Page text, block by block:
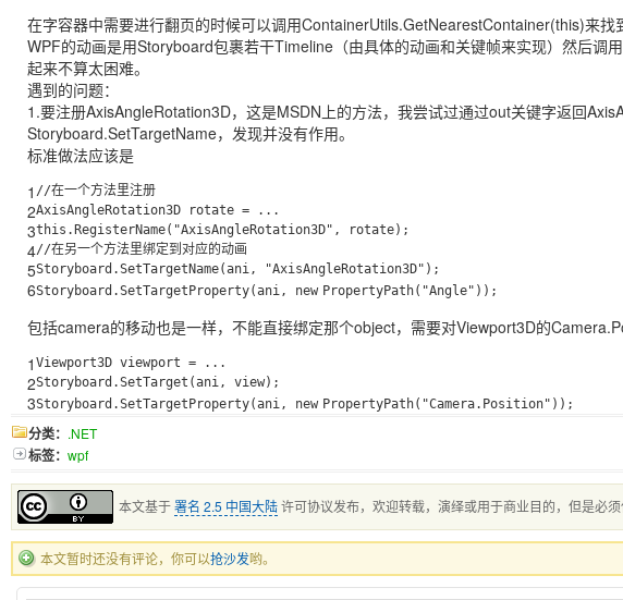
在字容器中需要进行翻页的时候可以调用ContainerUtils.GetNearestContainer(this)来找
WPF的动画是用Storyboard包裹若干Timeline（由具体的动画和关键帧来实现）然后调
起来不算太困难。
遇到的问题：
1.要注册AxisAngleRotation3D，这是MSDN上的方法，我尝试过通过out关键字返回
Storyboard.SetTargetName，发现并没有作用。
标准做法应该是
1
2
3
4
5
6
//在一个方法里注册
AxisAngleRotation3D rotate = ...
this .RegisterName( "AxisAngleRotation3D" , rotate);
//在另一个方法里绑定到对应的动画
Storyboard.SetTargetName(ani,
"AxisAngleRotation3D" );
Storyboard.SetTargetProperty(ani, new PropertyPath( "Angle" ));
包括camera的移动也是一样，不能直接绑定那个object，需要对Viewport3D的
1
2
3
Viewport3D viewport = ...
Storyboard.SetTarget(ani, view);
Storyboard.SetTargetProperty(ani, new PropertyPath( "Camera.Position" ));
分类： .NET
标签： wpf
本文基于署名 2.5 中国大陆许可协议发布，欢迎转载，演绎或用于商业目的，但是必
本文暂时还没有评论，你可以抢沙发哟。